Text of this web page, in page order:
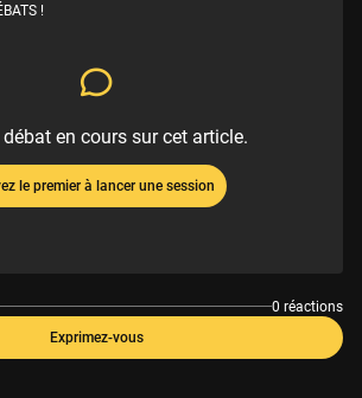
!
en cours sur cet article.
le premier à lancer une session
0 réactions
Exprimez-vous